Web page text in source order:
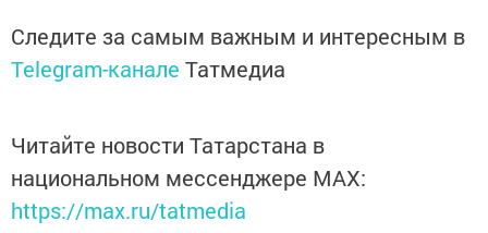
Следите за самым важным и интересным в
Telegram-канале Татмедиа
Читайте новости Татарстана в
национальном мессенджере MАХ:
https://max.ru/tatmedia